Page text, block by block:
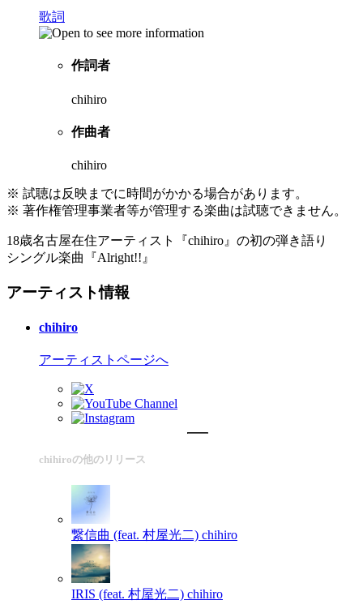
歌詞
作詞者
chihiro
作曲者
chihiro
※ 試聴は反映までに時間がかかる場合があります。
※ 著作権管理事業者等が管理する楽曲は試聴できません。
18歳名古屋在住アーティスト『chihiro』の初の弾き語り
シングル楽曲『Alright!!』
アーティスト情報
chihiro
アーティストページへ
chihiroの他のリリース
繋信曲 (feat. 村屋光二) chihiro
IRIS (feat. 村屋光二) chihiro